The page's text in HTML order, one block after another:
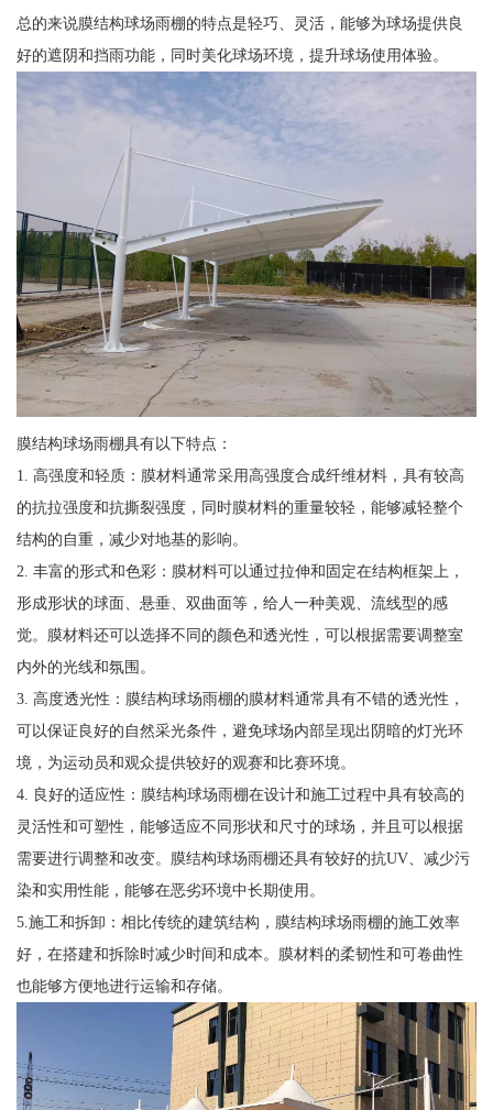
总的来说膜结构球场雨棚的特点是轻巧、灵活，能够为球场提供良
好的遮阴和挡雨功能，同时美化球场环境，提升球场使用体验。
膜结构球场雨棚具有以下特点：
1. 高强度和轻质：膜材料通常采用高强度合成纤维材料，具有较高
的抗拉强度和抗撕裂强度，同时膜材料的重量较轻，能够减轻整个
结构的自重，减少对地基的影响。
2. 丰富的形式和色彩：膜材料可以通过拉伸和固定在结构框架上，
形成形状的球面、悬垂、双曲面等，给人一种美观、流线型的感
觉。膜材料还可以选择不同的颜色和透光性，可以根据需要调整室
内外的光线和氛围。
3. 高度透光性：膜结构球场雨棚的膜材料通常具有不错的透光性，
可以保证良好的自然采光条件，避免球场内部呈现出阴暗的灯光环
境，为运动员和观众提供较好的观赛和比赛环境。
4. 良好的适应性：膜结构球场雨棚在设计和施工过程中具有较高的
灵活性和可塑性，能够适应不同形状和尺寸的球场，并且可以根据
需要进行调整和改变。膜结构球场雨棚还具有较好的抗UV、减少污
染和实用性能，能够在恶劣环境中长期使用。
5.施工和拆卸：相比传统的建筑结构，膜结构球场雨棚的施工效率
好，在搭建和拆除时减少时间和成本。膜材料的柔韧性和可卷曲性
也能够方便地进行运输和存储。